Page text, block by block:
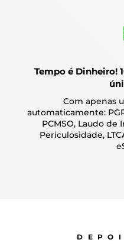
Tempo é Dinheiro!
Com apenas
automaticamente:
PCMSO, Laudo de
Periculosidade,